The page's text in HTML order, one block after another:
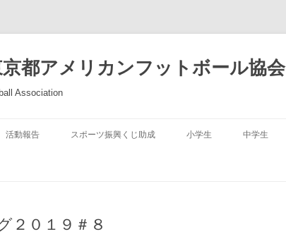
都アメリカンフットボール協会
Association
活動報告 スポーツ振興くじ助成 小学生 中学生
２０１９＃８